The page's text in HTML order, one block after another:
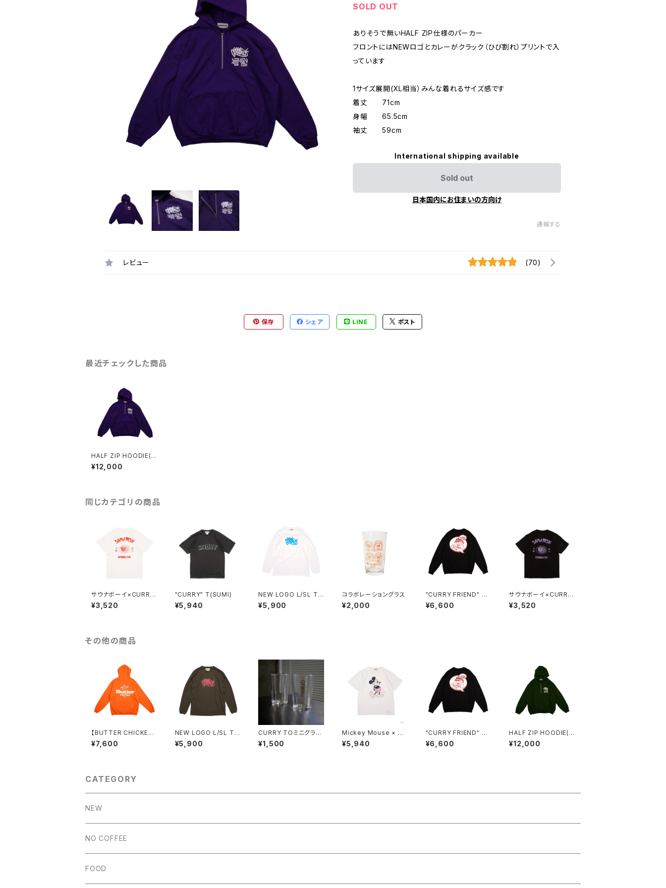
SOLD OUT
ありそうで無いHALF ZIP仕様のパーカー
フロントにはNEWロゴとカレーがクラック（ひび割れ）プリントで入
っています
1サイズ展開(XL相当）みんな着れるサイズ感です
着丈 71cm
身幅 65.5cm
袖丈 59cm
International shipping available
Sold out
日本国内にお住まいの方向け
通報する
レビュー (70)
保存 シェア LINE ポスト
最近チェックした商品
HALF ZIP HOODIE(P
URPLE)
¥12,000
同じカテゴリの商品
サウナボーイ×CURRY
TO【サウナ飯T 松江】
WHITE
¥3,520
"CURRY" T(SUMI)
¥5,940
NEW LOGO L/SL T
(WHITE)
¥5,900
コラボレーショングラス
¥2,000
"CURRY FRIEND" Sw
eatShirt BLACK
¥6,600
サウナボーイ×CURRY
TO【サウナ飯T 松江】B
LACK
¥3,520
その他の商品
【BUTTER CHICKEN】
裏起毛パーカー（ORAN
GE）
¥7,600
NEW LOGO L/SL T
(SUMI)
¥5,900
CURRY TOミニグラス
(2pcs)
¥1,500
Mickey Mouse × CU
RRY TO T(WHITE）
¥5,940
"CURRY FRIEND" Sw
eatShirt BLACK
¥6,600
HALF ZIP HOODIE(G
REEN)
¥12,000
CATEGORY
NEW
NO COFFEE
FOOD